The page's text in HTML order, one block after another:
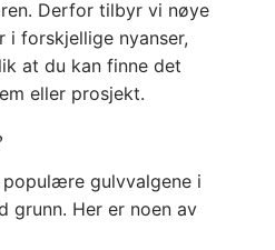
Derfor tilbyr vi nøye
i forskjellige nyanser,
at du kan finne det
eller prosjekt.
gulvvalgene i
grunn. Her er noen av